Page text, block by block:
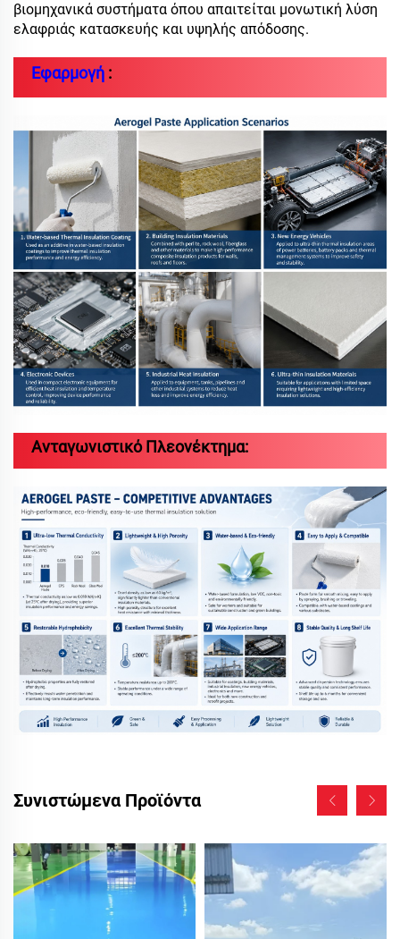
βιομηχανικά συστήματα όπου απαιτείται μονωτική λύση
ελαφριάς κατασκευής και υψηλής απόδοσης.
Εφαρμογή :
Ανταγωνιστικό Πλεονέκτημα:
Συνιστώμενα Προϊόντα